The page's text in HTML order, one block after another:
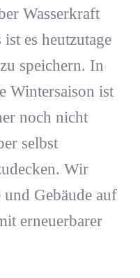
Wasserkraft
es heutzutage
speichern. In
Wintersaison ist
noch nicht
selbst
Wir
Gebäude auf
erneuerbarer